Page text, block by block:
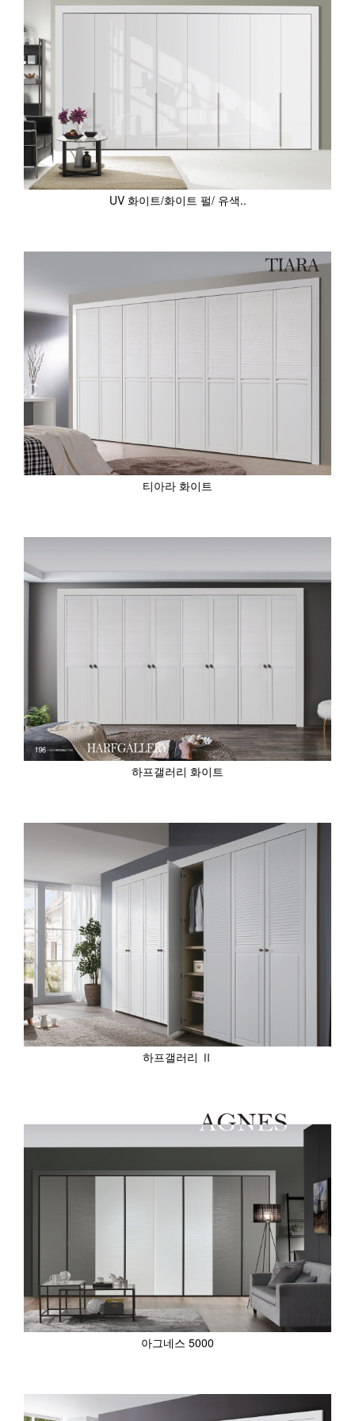
UV 화이트/화이트 펄/ 유색..
티아라 화이트
하프갤러리 화이트
하프갤러리 Ⅱ
아그네스 5000